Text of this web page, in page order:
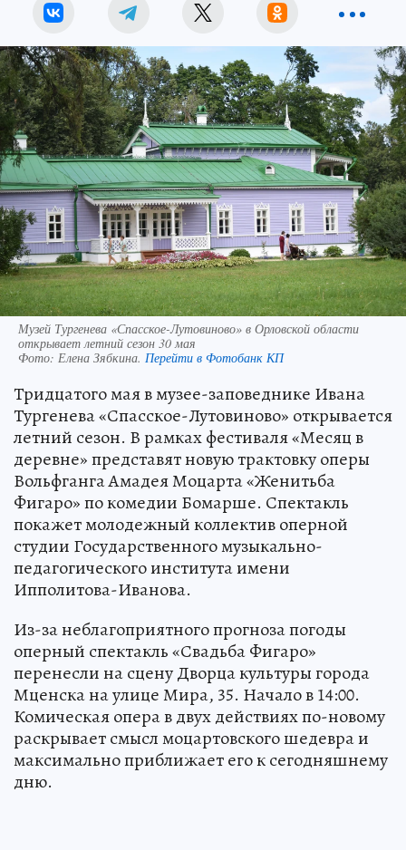
Музей Тургенева «Спасское-Лутовиново» в Орловской области
открывает летний сезон 30 мая
Фото: Елена Зябкина. Перейти в Фотобанк КП
Тридцатого мая в музее-заповеднике Ивана
Тургенева «Спасское-Лутовиново» открывается
летний сезон. В рамках фестиваля «Месяц в
деревне» представят новую трактовку оперы
Вольфганга Амадея Моцарта «Женитьба
Фигаро» по комедии Бомарше. Спектакль
покажет молодежный коллектив оперной
студии Государственного музыкально-
педагогического института имени
Ипполитова-Иванова.
Из-за неблагоприятного прогноза погоды
оперный спектакль «Свадьба Фигаро»
перенесли на сцену Дворца культуры города
Мценска на улице Мира, 35. Начало в 14:00.
Комическая опера в двух действиях по-новому
раскрывает смысл моцартовского шедевра и
максимально приближает его к сегодняшнему
дню.